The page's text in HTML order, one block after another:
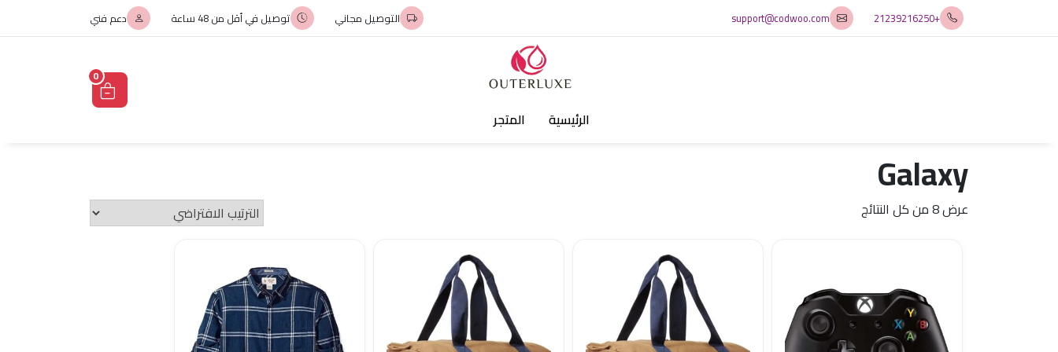
+21239216250
support@codwoo.com التوصيل مجاني توصيل في أقل من 48 ساعة دعم فني
الرئيسية المتجر
0
Galaxy
عرض ⁦8⁩ من كل النتائج